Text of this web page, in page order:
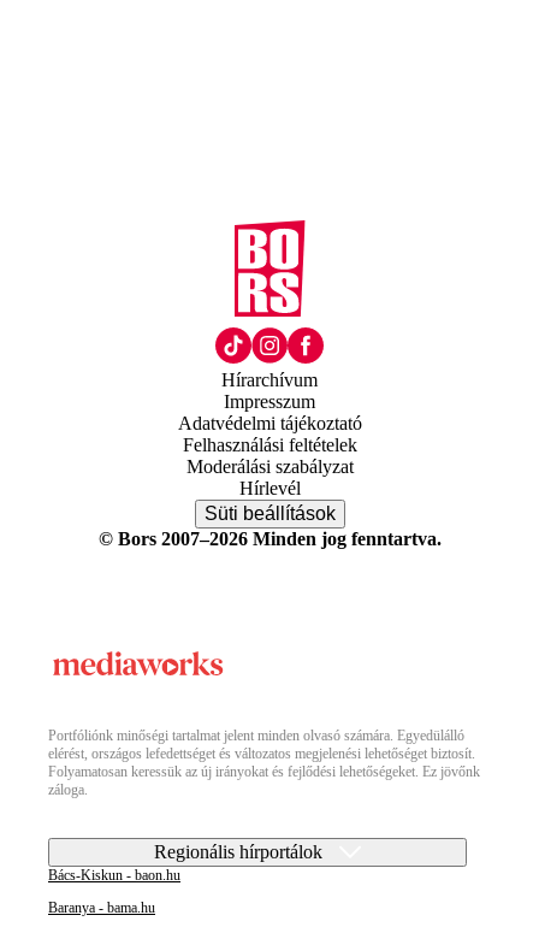
Hírarchívum
Impresszum
Adatvédelmi tájékoztató
Felhasználási feltételek
Moderálási szabályzat
Hírlevél
Süti beállítások
© Bors 2007–2026 Minden jog fenntartva.
Portfóliónk minőségi tartalmat jelent minden olvasó számára. Egyedülálló
elérést, országos lefedettséget és változatos megjelenési lehetőséget biztosít.
Folyamatosan keressük az új irányokat és fejlődési lehetőségeket. Ez jövőnk
záloga.
Regionális hírportálok
Bács-Kiskun - baon.hu
Baranya - bama.hu